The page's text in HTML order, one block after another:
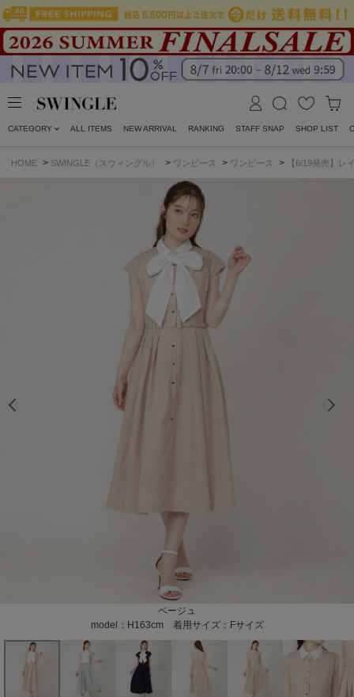
CATEGORY ALL ITEMS NEW ARRIVAL RANKING STAFF SNAP SHOP LIST
HOME > SWINGLE（スウィングル） > ワンピース > ワンピース > 【6/19発売】レ
ベージュ
model：H163cm 着用サイズ：Fサイズ
サックス
model：H163cm 着用サイズ：Fサイズ
ネイビー
model：H163cm 着用サイズ：Fサイズ
model：H163cm 着用サイズ：Fサイズ
model：H163cm 着用サイズ：Fサイズ
model：H163cm 着用サイズ：Fサイズ
model：H163cm 着用サイズ：Fサイズ